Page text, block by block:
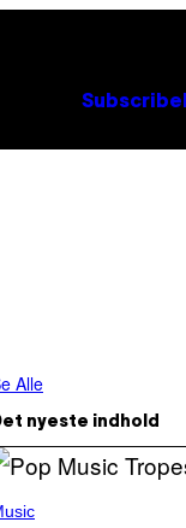
Subscribe
Alle
nyeste indhold